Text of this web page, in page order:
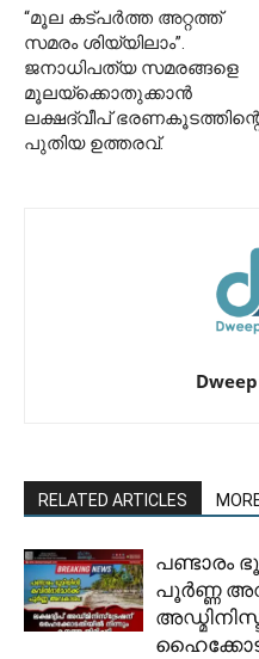
“മൂല കട്പർത്ത അറ്റത്ത്
സമരം ശിയ്യിലാം”.
ജനാധിപത്യ സമരങ്ങളെ
മൂലയ്ക്കൊതുക്കാൻ
ലക്ഷദ്വീപ്
പുതിയ ഉത്തരവ്.
RELATED ARTICLES
പണ്ടാരം
പൂർണ്ണ